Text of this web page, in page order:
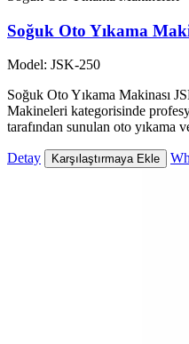
Soğuk Oto Yıkama
Model: JSK-250
Soğuk Oto Yıkama Makinası
Makineleri kategorisinde
tarafından sunulan oto yıkama
Detay Karşılaştırmaya Ekle